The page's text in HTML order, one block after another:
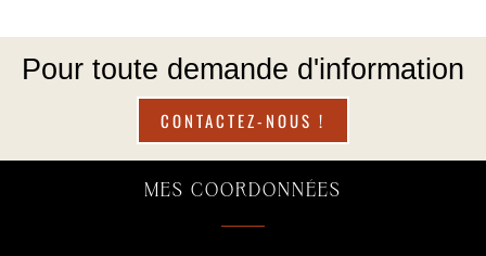
Pour toute demande d'information
CONTACTEZ-NOUS !
MES COORDONNÉES